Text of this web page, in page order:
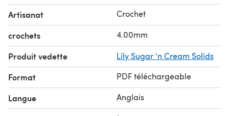
Artisanat Crochet
crochets 4.00mm
Produit vedette Lily Sugar 'n Cream Solids
Format PDF téléchargeable
Langue Anglais